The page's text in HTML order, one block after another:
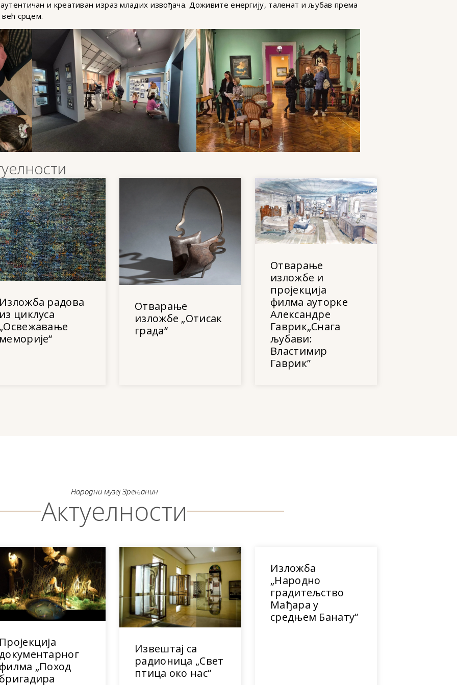
и креативан израз младих извођача. Доживите енергију, таленат и љубав према
срцем.
радова
циклуса
Отварање
изложбе „Отисак
града“
Отварање
изложбе и
пројекција
филма ауторке
Александре
Гаврик„Снага
љубави:
Властимир
Гаврик”
Народни музеј Зрењанин
Актуелности
„Поход
Извештај са
радионица „Свет
птица око нас“
Изложба
„Народно
градитељство
Мађара у
средњем Банату“